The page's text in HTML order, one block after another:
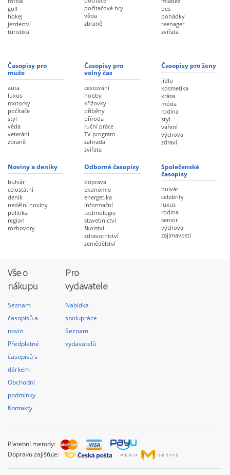
golf
hokej
jezdectví
turistika
počítačové hry
věda
zbraně
pes
pohádky
teenager
zvířata
Časopisy pro
muže
auta
luxus
motorky
počítače
styl
věda
veteráni
zbraně
Časopisy pro
volný čas
cestování
hobby
křížovky
příběhy
příroda
ruční práce
TV program
zahrada
zvířata
Časopisy pro ženy
jídlo
kosmetika
krása
móda
rodina
styl
vaření
výchova
zdraví
Noviny a deníky
bulvár
celostátní
deník
nedělní noviny
politika
region
rozhovory
Odborné časopisy
doprava
ekonomie
energetika
informační
technologie
stavebnictví
školství
zdravotnictví
zemědělství
Společenské
časopisy
bulvár
celebrity
luxus
rodina
senior
výchova
zajímavosti
Vše o
nákupu
Seznam
časopisů a
novin
Předplatné
časopisů s
dárkem
Obchodní
podmínky
Kontakty
Pro
vydavatele
Nabídka
spolupráce
Seznam
vydavatelů
Platební metody:
Dopravu zajišťuje: